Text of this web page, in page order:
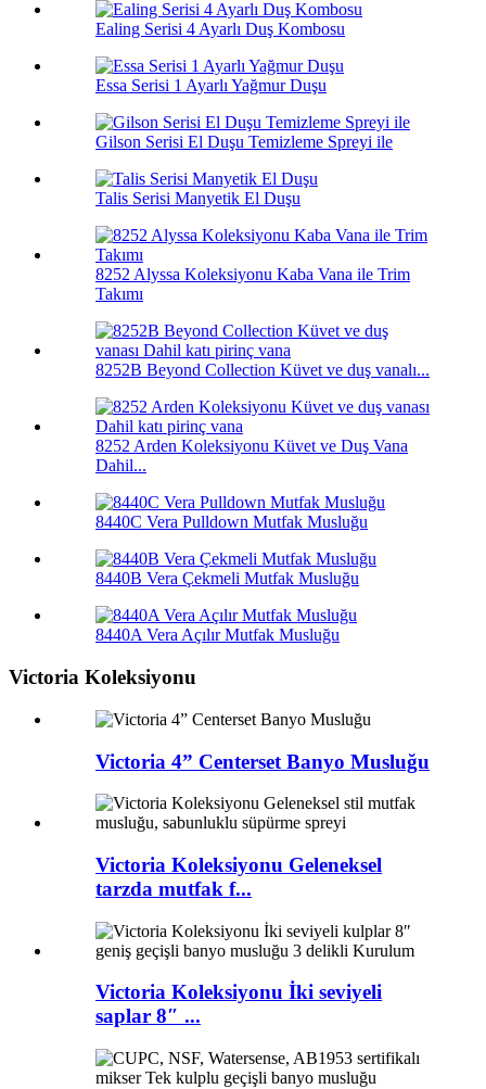
Ealing Serisi 4 Ayarlı Duş Kombosu
Essa Serisi 1 Ayarlı Yağmur Duşu
Gilson Serisi El Duşu Temizleme Spreyi ile
Talis Serisi Manyetik El Duşu
8252 Alyssa Koleksiyonu Kaba Vana ile Trim
Takımı
8252B Beyond Collection Küvet ve duş vanalı...
8252 Arden Koleksiyonu Küvet ve Duş Vana
Dahil...
8440C Vera Pulldown Mutfak Musluğu
8440B Vera Çekmeli Mutfak Musluğu
8440A Vera Açılır Mutfak Musluğu
Victoria Koleksiyonu
Victoria 4” Centerset Banyo Musluğu
Victoria Koleksiyonu Geleneksel
tarzda mutfak f...
Victoria Koleksiyonu İki seviyeli
saplar 8″ ...